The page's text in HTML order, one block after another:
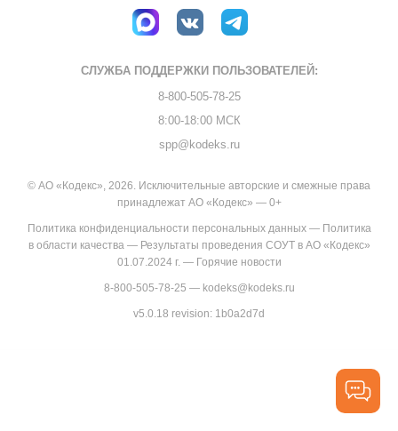
СЛУЖБА ПОДДЕРЖКИ ПОЛЬЗОВАТЕЛЕЙ:
8-800-505-78-25
8:00-18:00 МСК
spp@kodeks.ru
© АО «Кодекс», 2026. Исключительные авторские и смежные права
принадлежат АО «Кодекс» — 0+
Политика конфиденциальности персональных данных— Политика
в области качества— Результаты проведения СОУТ в АО «Кодекс»
01.07.2024 г.— Горячие новости
8-800-505-78-25 — kodeks@kodeks.ru
v5.0.18 revision: 1b0a2d7d